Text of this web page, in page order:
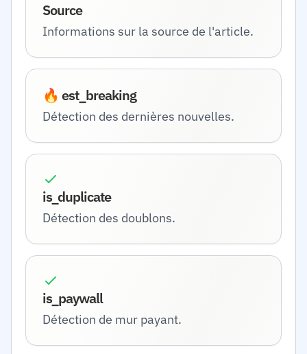
Source
Informations sur la source de l'article.
🔥 est_breaking
Détection des dernières nouvelles.
is_duplicate
Détection des doublons.
is_paywall
Détection de mur payant.